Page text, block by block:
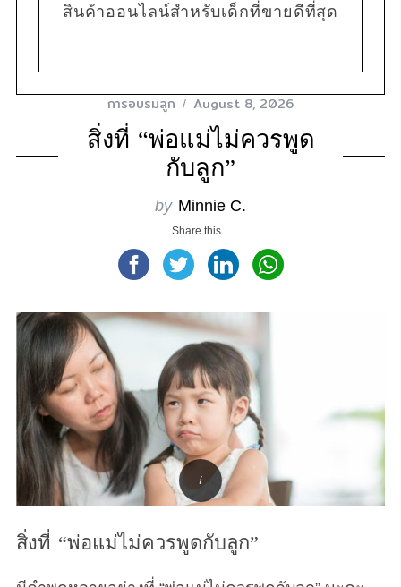
สินค้าออนไลน์สำหรับเด็กที่ขายดีที่สุด
การอบรมลูก August 8, 2026
สิ่งที่ “พ่อแม่ไม่ควรพูด
กับลูก”
by Minnie C.
Share this...
สิ่งที่ “พ่อแม่ไม่ควรพูดกับลูก”